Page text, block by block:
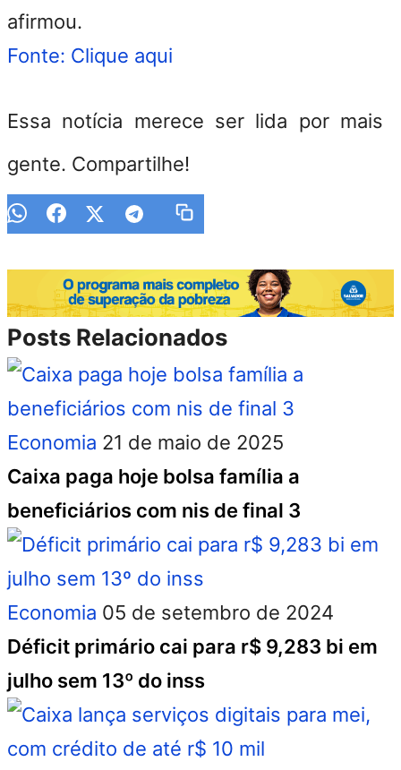
afirmou.
Fonte: Clique aqui
Essa notícia merece ser lida por mais
gente. Compartilhe!
Posts Relacionados
Economia 21 de maio de 2025
Caixa paga hoje bolsa família a
beneficiários com nis de final 3
Economia 05 de setembro de 2024
Déficit primário cai para r$ 9,283 bi em
julho sem 13º do inss